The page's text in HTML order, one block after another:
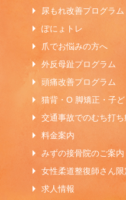
尿もれ改善プログラム
ぽにょトレ
爪でお悩みの方へ
外反母趾プログラム
頭痛改善プログラム
猫背・O 脚矯正・子
交通事故でのむち打ち
料金案内
みずの接骨院のご案内
女性柔道整復師さん
求人情報